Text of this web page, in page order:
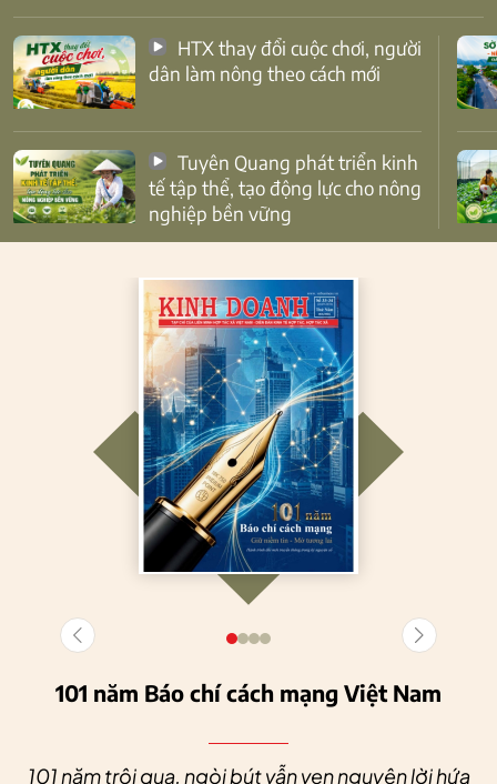
dân làm nông theo cách mới
tế tập thể, tạo động lực cho nông
nghiệp bền vững
101 năm Báo chí cách mạng Việt Nam
101 năm trôi qua, ngòi bút vẫn vẹn nguyên lời hứa